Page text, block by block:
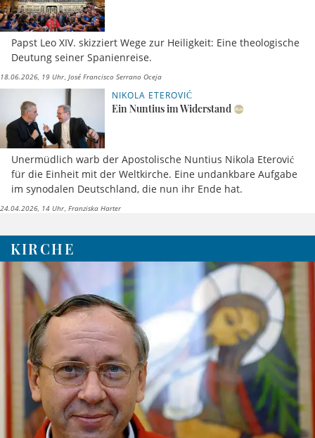
Papst Leo XIV. skizziert Wege zur Heiligkeit: Eine theologische
Deutung seiner Spanienreise.
18.06.2026, 19 Uhr José Francisco Serrano Oceja
NIKOLA ETEROVIĆ
Ein Nuntius im Widerstand
Unermüdlich warb der Apostolische Nuntius Nikola Eterović
für die Einheit mit der Weltkirche. Eine undankbare Aufgabe
im synodalen Deutschland, die nun ihr Ende hat.
24.04.2026, 14 Uhr Franziska Harter
KIRCHE